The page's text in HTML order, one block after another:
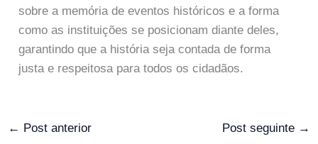
sobre a memória de eventos históricos e a forma
como as instituições se posicionam diante deles,
garantindo que a história seja contada de forma
justa e respeitosa para todos os cidadãos.
← Post anterior Post seguinte →